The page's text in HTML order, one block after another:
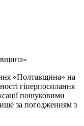
«Полтавщина» на
гіперпосилання
пошуковими
за погодженням з